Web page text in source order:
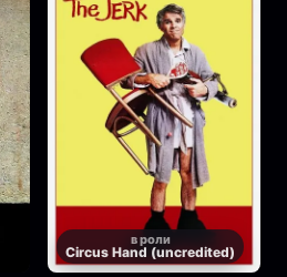
в роли
Circus Hand (uncredited)